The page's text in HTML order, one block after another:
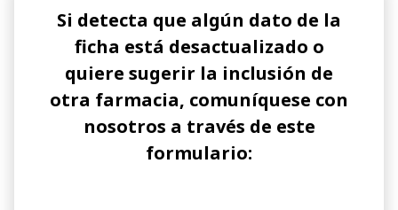
Si detecta que algún dato de la
ficha está desactualizado o
quiere sugerir la inclusión de
otra farmacia, comuníquese con
nosotros a través de este
formulario: